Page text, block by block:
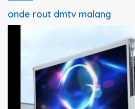
onde rout dmtv malang